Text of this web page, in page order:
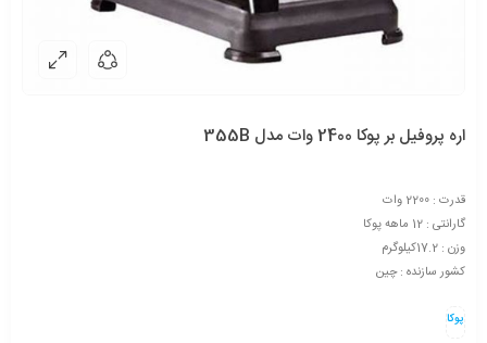
اره پروفیل بر پوکا 2400 وات مدل 355B
قدرت : 2200 وات
گارانتی : 12 ماهه پوکا
وزن : 17.2کیلوگرم
کشور سازنده : چین
پوکا